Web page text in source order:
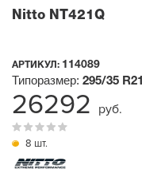
Nitto NT421Q
АРТИКУЛ: 114089
8 шт.
Типоразмер: 295/35 R21
26292 руб.